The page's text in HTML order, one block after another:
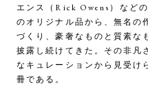
エンス（Rick Owens）など
のオリジナル品から、無名の
づくり、豪奢なものと質素な
披露し続けてきた。その非凡
なキュレーションから見受け
冊である。